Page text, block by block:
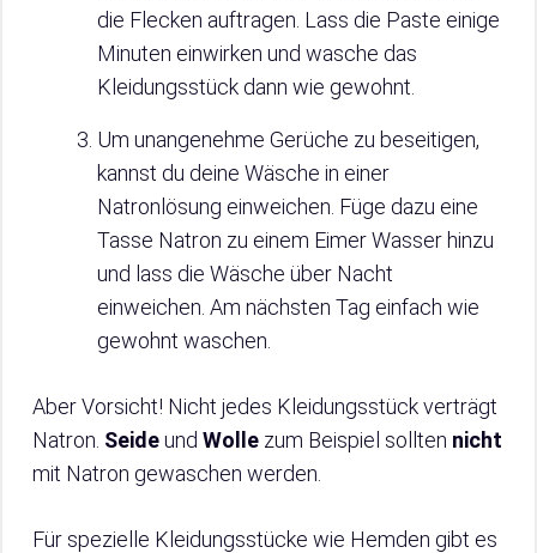
die Flecken auftragen. Lass die Paste einige
Minuten einwirken und wasche das
Kleidungsstück dann wie gewohnt.
Um unangenehme Gerüche zu beseitigen,
kannst du deine Wäsche in einer
Natronlösung einweichen. Füge dazu eine
Tasse Natron zu einem Eimer Wasser hinzu
und lass die Wäsche über Nacht
einweichen. Am nächsten Tag einfach wie
gewohnt waschen.
Aber Vorsicht! Nicht jedes Kleidungsstück verträgt
Natron. Seideund Wolle zum Beispiel sollten nicht
mit Natron gewaschen werden.
Für spezielle Kleidungsstücke wie Hemden gibt es